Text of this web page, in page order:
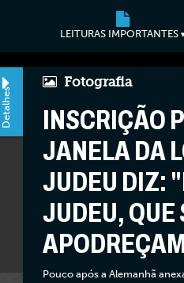
LEITURAS IMPORTANTES
Detalhes
Fotografia
INSCRIÇÃO
JANELA DA
JUDEU DIZ:
JUDEU, QUE
Pouco após a Alemanhã